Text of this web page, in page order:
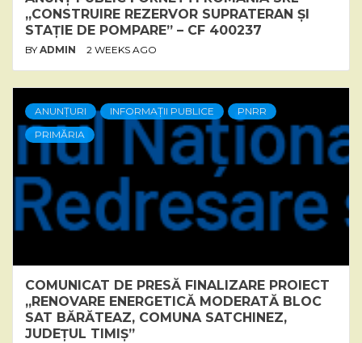
„CONSTRUIRE REZERVOR SUPRATERAN ȘI
STAȚIE DE POMPARE” – CF 400237
BY ADMIN 2 WEEKS AGO
ANUNȚURI INFORMAȚII PUBLICE
PNRR
PRIMĂRIA
COMUNICAT DE PRESĂ FINALIZARE PROIECT
„RENOVARE ENERGETICĂ MODERATĂ BLOC
SAT BĂRĂTEAZ, COMUNA SATCHINEZ,
JUDEȚUL TIMIȘ”